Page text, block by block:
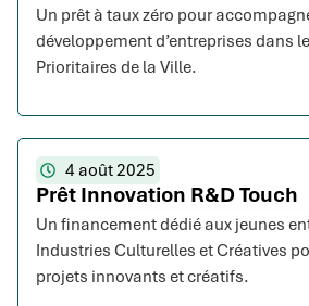
Un prêt à taux zéro pour
développement d’entreprises dans
Prioritaires de la Ville.
4 août 2025
Prêt Innovation R&D Touch
Un financement dédié aux jeunes
Industries Culturelles et Créatives
projets innovants et créatifs.